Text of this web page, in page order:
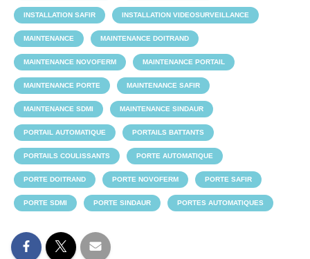
INSTALLATION SAFIR INSTALLATION VIDEOSURVEILLANCE
MAINTENANCE MAINTENANCE DOITRAND
MAINTENANCE NOVOFERM MAINTENANCE PORTAIL
MAINTENANCE PORTE MAINTENANCE SAFIR
MAINTENANCE SDMI MAINTENANCE SINDAUR
PORTAIL AUTOMATIQUE PORTAILS BATTANTS
PORTAILS COULISSANTS PORTE AUTOMATIQUE
PORTE DOITRAND PORTE NOVOFERM PORTE SAFIR
PORTE SDMI PORTE SINDAUR PORTES AUTOMATIQUES